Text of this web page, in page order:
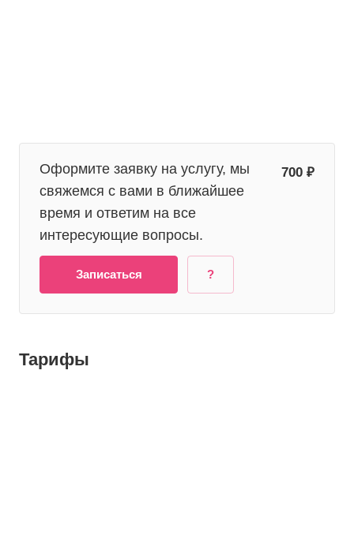
Оформите заявку на услугу, мы
свяжемся с вами в ближайшее
время и ответим на все
интересующие вопросы.
700 ₽
Записаться ?
Тарифы